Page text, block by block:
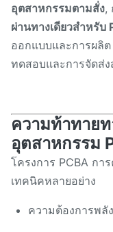
อุตสาหกรรมตามสั่ง,
ผ่านทางเดียวสําหรับ
ออกแบบและการผลิต
ทดสอบและการจัดส่ง
ความท้าทาย
อุตสาหกรรม
โครงการ PCBA ก
เทคนิคหลายอย่าง
ความต้องการพลั